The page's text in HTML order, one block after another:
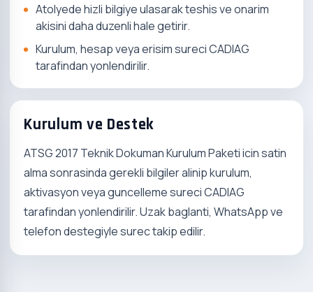
Atolyede hizli bilgiye ulasarak teshis ve onarim
akisini daha duzenli hale getirir.
Kurulum, hesap veya erisim sureci CADIAG
tarafindan yonlendirilir.
Kurulum ve Destek
ATSG 2017 Teknik Dokuman Kurulum Paketi icin satin
alma sonrasinda gerekli bilgiler alinip kurulum,
aktivasyon veya guncelleme sureci CADIAG
tarafindan yonlendirilir. Uzak baglanti, WhatsApp ve
telefon destegiyle surec takip edilir.